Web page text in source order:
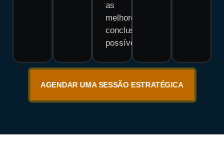
as
melhores
conclusões
possíveis.
AGENDAR UMA SESSÃO ESTRATÉGICA